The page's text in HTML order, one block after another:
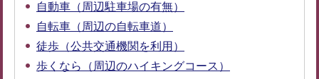
自動車（周辺駐車場の有無）
自転車（周辺の自転車道）
徒歩（公共交通機関を利用）
歩くなら（周辺のハイキングコース）